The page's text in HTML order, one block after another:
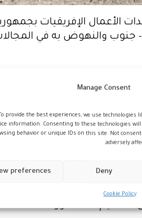
Manage Consent
To provide the best experiences, we use technologies
information. Consenting to these technologies
behavior or unique IDs on this site. Not
adversely
Deny
preferences
Cookie Policy
الأعمال الإفريقيات
جنوب والنهوض به في
توفير بيئة ملائمة
والتطريز، مشيرا إلى
من إنجاز مشاريع ستعود
الاقتصادي.
بنهج صاحب الجلالة
بين المملكة
الصناعية والتقييس
لتنظيم هذه الدورة.